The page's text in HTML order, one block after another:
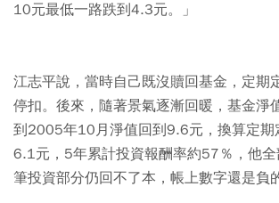
10元最低一路跌到4.3元。」
江志平說，當時自己既沒贖回基金，定期
停扣。後來，隨著景氣逐漸回暖，基金淨
到2005年10月淨值回到9.6元，換算定期
6.1元，5年累計投資報酬率約57％，他
筆投資部分仍回不了本，帳上數字還是負的